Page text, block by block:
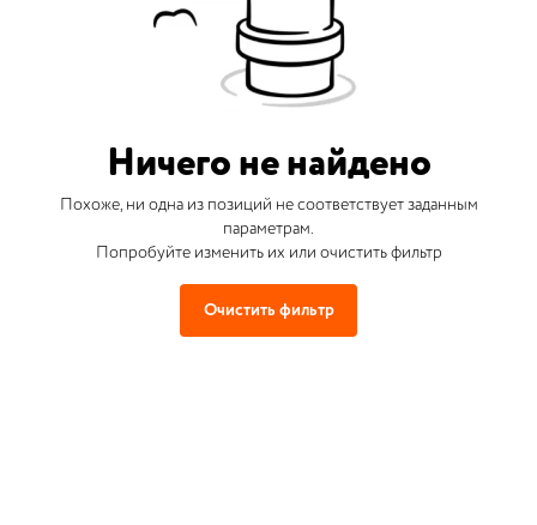
Ничего не найдено
Похоже, ни одна из позиций не соответствует заданным
параметрам.
Попробуйте изменить их или очистить фильтр
Очистить фильтр